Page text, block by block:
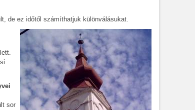
de ez időtől számíthatjuk különválásukat.
sor